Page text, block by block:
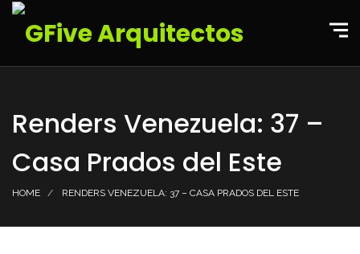
Renders Venezuela: 37 –
Casa Prados del Este
HOME RENDERS VENEZUELA: 37 – CASA PRADOS DEL ESTE